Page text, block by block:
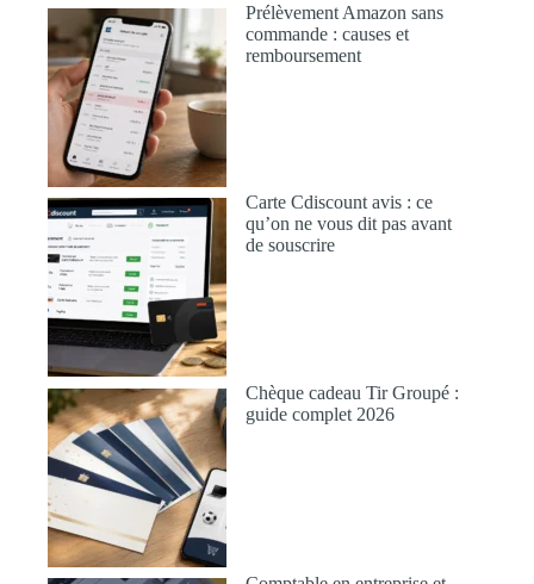
Prélèvement Amazon sans
commande : causes et
remboursement
Carte Cdiscount avis : ce
qu’on ne vous dit pas avant
de souscrire
Chèque cadeau Tir Groupé :
guide complet 2026